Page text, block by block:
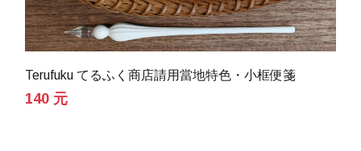
Terufuku てるふく商店請用當地特色・小框便箋
140 元